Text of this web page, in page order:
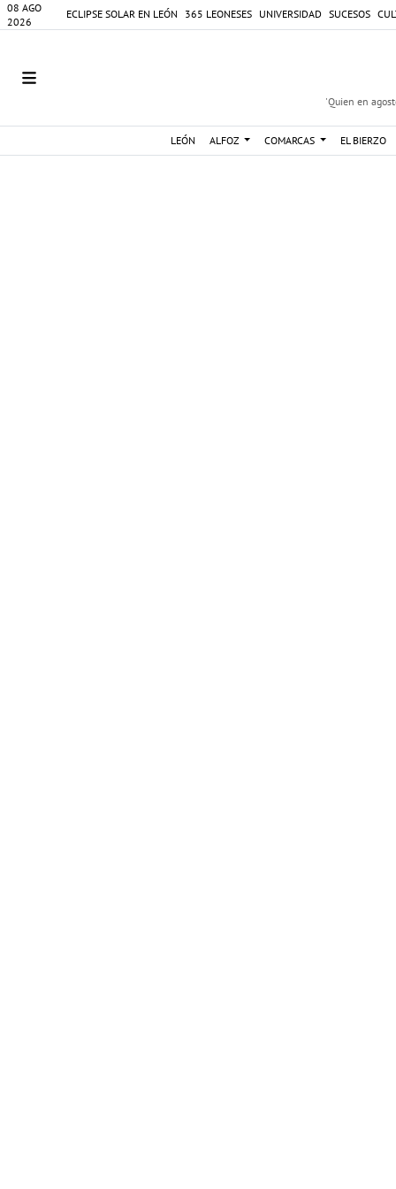
08 AGO
2026
ECLIPSE SOLAR EN LEÓN 365 LEONESES UNIVERSIDAD SUCESOS
'Quien en
LEÓN ALFOZ COMARCAS EL BIERZO